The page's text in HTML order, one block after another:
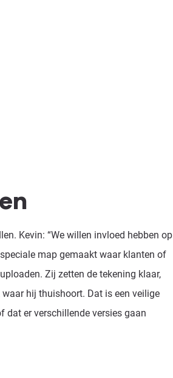
Kevin: “We willen invloed hebben op
map gemaakt waar klanten of
Zij zetten de tekening klaar,
hij thuishoort. Dat is een veilige
dat er verschillende versies gaan